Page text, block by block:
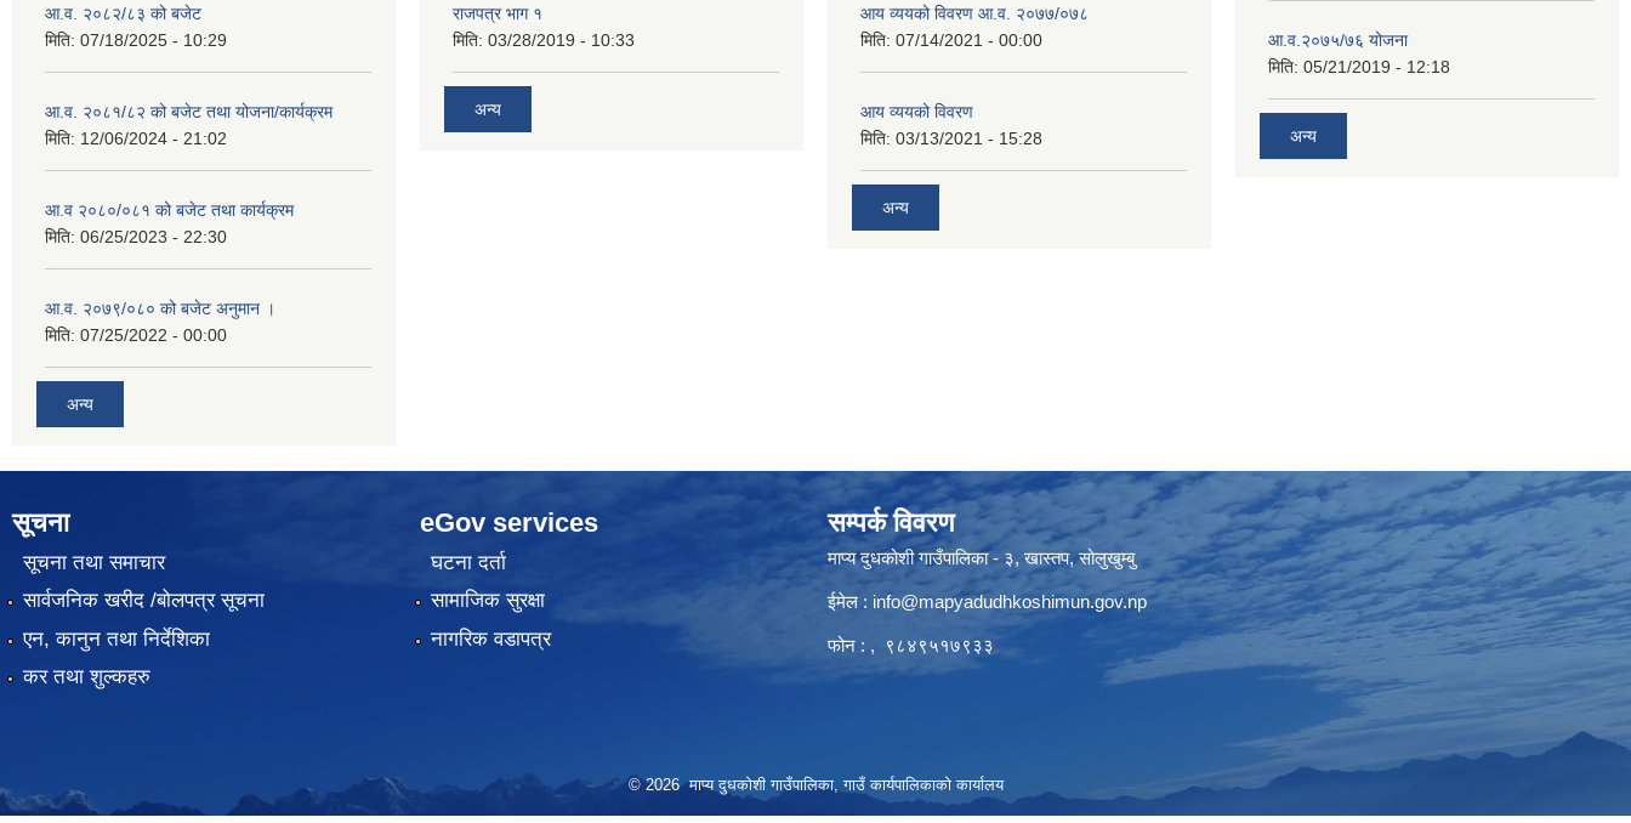
आ.व. २०८२/८३ को बजेट
मिति: 07/18/2025 - 10:29
आ.व. २०८१/८२ को बजेट तथा योजना/कार्यक्रम
मिति: 12/06/2024 - 21:02
आ.व २०८०/०८१ को बजेट तथा कार्यक्रम
मिति: 06/25/2023 - 22:30
आ.व. २०७९/०८० को बजेट अनुमान ।
मिति: 07/25/2022 - 00:00
अन्य
राजपत्र भाग १
मिति: 03/28/2019 - 10:33
अन्य
आय व्ययको विवरण आ.व. २०७७/०७८
मिति: 07/14/2021 - 00:00
आय व्ययको विवरण
मिति: 03/13/2021 - 15:28
अन्य
आ.व.२०७५/७६ योजना
मिति: 05/21/2019 - 12:18
अन्य
सूचना
सूचना तथा समाचार
सार्वजनिक खरीद /बोलपत्र सूचना
एन, कानुन तथा निर्देशिका
कर तथा शुल्कहरु
eGov services
घटना दर्ता
सामाजिक सुरक्षा
नागरिक वडापत्र
सम्पर्क विवरण
माप्य दुधकोशी गाउँपालिका - ३, खास्तप, सोलुखुम्बु
ईमेल : info@mapyadudhkoshimun.gov.np
फोन : , ९८४९५१७९३३
© 2026 माप्य दुधकोशी गाउँपालिका, गाउँ कार्यपालिकाको कार्यालय